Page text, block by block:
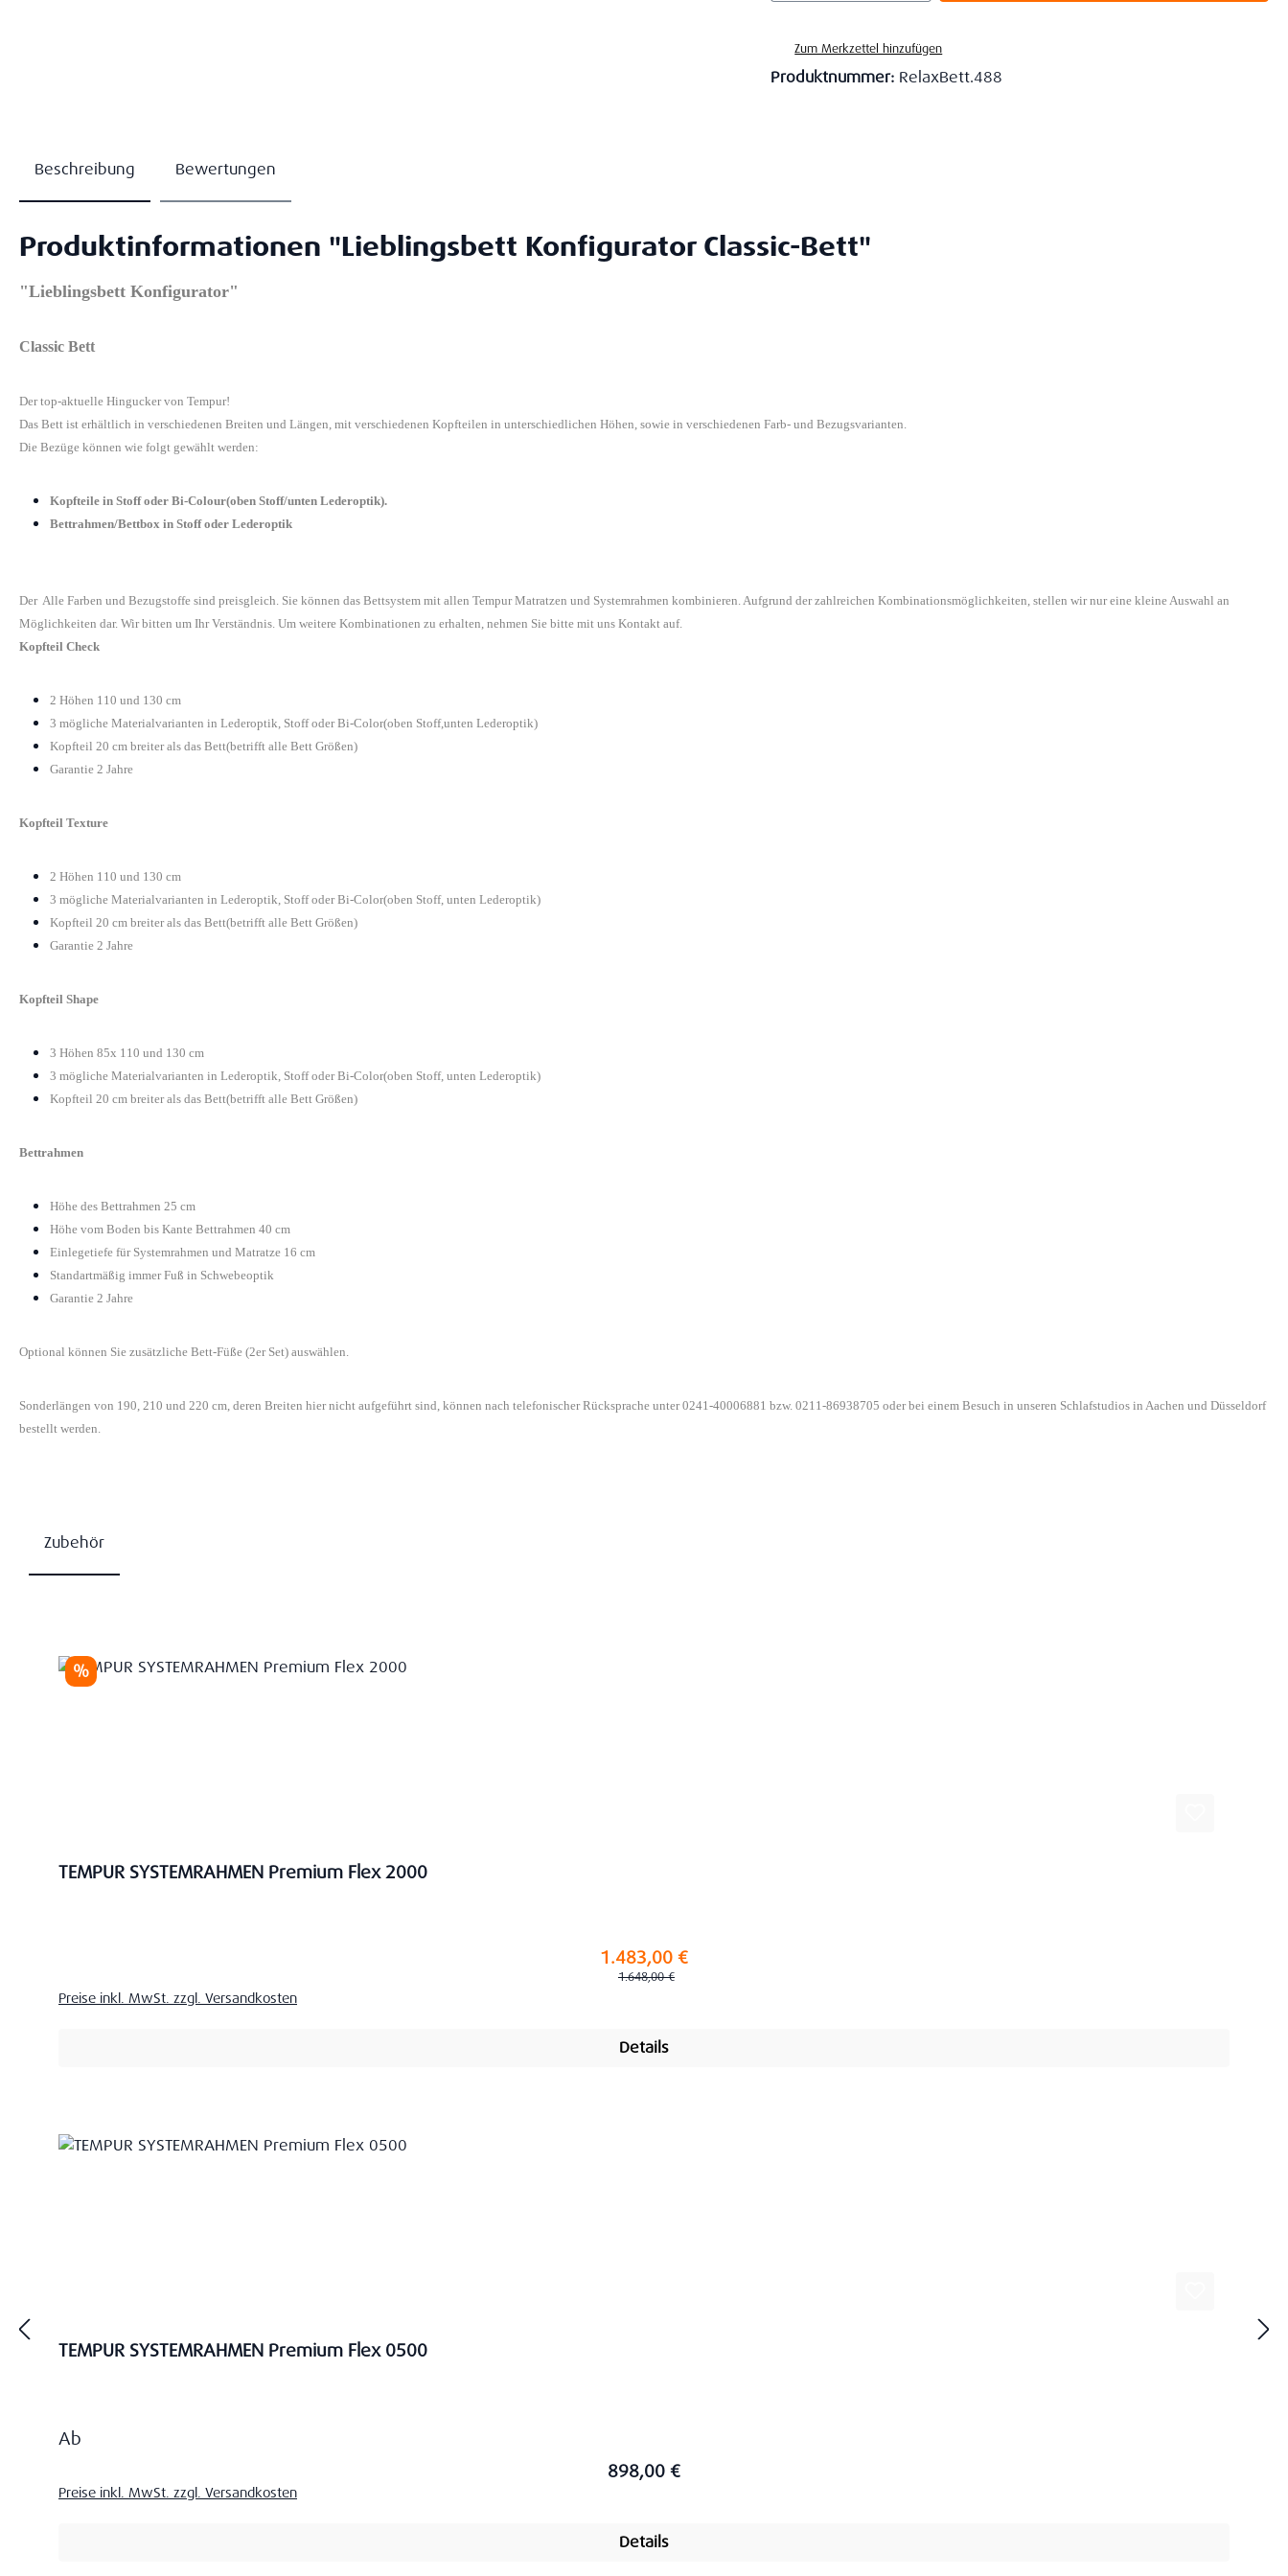
Zum Merkzettel hinzufügen
Produktnummer: RelaxBett.488
Beschreibung Bewertungen
Produktinformationen "Lieblingsbett Konfigurator Classic-Bett"
"Lieblingsbett Konfigurator"
Classic Bett
Der top-aktuelle Hingucker von Tempur!
Das Bett ist erhältlich in verschiedenen Breiten und Längen, mit verschiedenen Kopfteilen in unterschiedlichen Höhen, sowie in verschiedenen Farb- und Bezugsvarianten.
Die Bezüge können wie folgt gewählt werden:
Kopfteile in Stoff oder Bi-Colour(oben Stoff/unten Lederoptik).
Bettrahmen/Bettbox in Stoff oder Lederoptik
Der Alle Farben und Bezugstoffe sind preisgleich. Sie können das Bettsystem mit allen Tempur Matratzen und Systemrahmen kombinieren. Aufgrund der zahlreichen Kombinationsmöglichkeiten, stellen wir nur eine kleine Auswahl an
Möglichkeiten dar. Wir bitten um Ihr Verständnis. Um weitere Kombinationen zu erhalten, nehmen Sie bitte mit uns Kontakt auf.
Kopfteil Check
2 Höhen 110 und 130 cm
3 mögliche Materialvarianten in Lederoptik, Stoff oder Bi-Color(oben Stoff,unten Lederoptik)
Kopfteil 20 cm breiter als das Bett(betrifft alle Bett Größen)
Garantie 2 Jahre
Kopfteil Texture
2 Höhen 110 und 130 cm
3 mögliche Materialvarianten in Lederoptik, Stoff oder Bi-Color(oben Stoff, unten Lederoptik)
Kopfteil 20 cm breiter als das Bett(betrifft alle Bett Größen)
Garantie 2 Jahre
Kopfteil Shape
3 Höhen 85x 110 und 130 cm
3 mögliche Materialvarianten in Lederoptik, Stoff oder Bi-Color(oben Stoff, unten Lederoptik)
Kopfteil 20 cm breiter als das Bett(betrifft alle Bett Größen)
Bettrahmen
Höhe des Bettrahmen 25 cm
Höhe vom Boden bis Kante Bettrahmen 40 cm
Einlegetiefe für Systemrahmen und Matratze 16 cm
Standartmäßig immer Fuß in Schwebeoptik
Garantie 2 Jahre
Optional können Sie zusätzliche Bett-Füße (2er Set) auswählen.
Sonderlängen von 190, 210 und 220 cm, deren Breiten hier nicht aufgeführt sind, können nach telefonischer Rücksprache unter 0241-40006881 bzw. 0211-86938705 oder bei einem Besuch in unseren Schlafstudios in Aachen und Düsseldorf
bestellt werden.
Zubehör
Rabatt
%
TEMPUR SYSTEMRAHMEN Premium Flex 2000
1.483,00 €
Regulärer Preis:
1.648,00 €
Preise inkl. MwSt. zzgl. Versandkosten
Details
TEMPUR SYSTEMRAHMEN Premium Flex 0500
Regulärer Preis:
Ab
898,00 €
Preise inkl. MwSt. zzgl. Versandkosten
Details